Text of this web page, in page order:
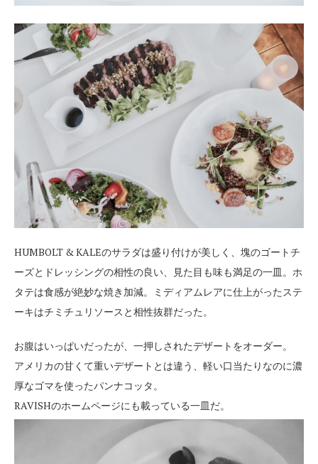
HUMBOLT & KALEのサラダは盛り付けが美しく、塊のゴートチ
ーズとドレッシングの相性の良い、見た目も味も満足の一皿。ホ
タテは食感が絶妙な焼き加減。ミディアムレアに仕上がったステ
ーキはチミチュリソースと相性抜群だった。
お腹はいっぱいだったが、一押しされたデザートをオーダー。
アメリカの甘くて重いデザートとは違う、軽い口当たりなのに濃
厚なゴマを使ったパンナコッタ。
RAVISHのホームページにも載っている一皿だ。